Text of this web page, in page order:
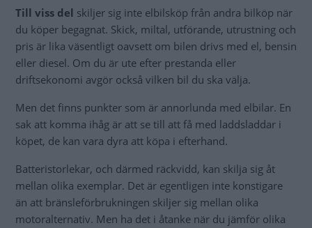
Till viss del skiljer sig inte elbilsköp från andra bilköp när
du köper begagnat. Skick, miltal, utförande, utrustning och
pris är lika väsentligt oavsett om bilen drivs med el, bensin
eller diesel. Om du är ute efter prestanda eller
driftsekonomi avgör också vilken bil du ska välja.
Men det finns punkter som är annorlunda med elbilar. En
sak att komma ihåg är att se till att få med laddsladdar i
köpet, de kan vara dyra att köpa i efterhand.
Batteristorlekar, och därmed räckvidd, kan skilja sig åt
mellan olika exemplar. Det är egentligen inte konstigare
än att bränsleförbrukningen skiljer sig mellan olika
motoralternativ. Men ha det i åtanke när du jämför olika